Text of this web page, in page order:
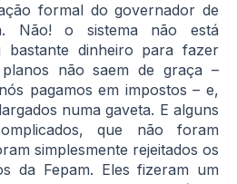
formal do governador de
Não! o sistema não está
bastante dinheiro para fazer
não saem de graça –
pagamos em impostos – e,
numa gaveta. E alguns
que não foram
simplesmente rejeitados os
da Fepam. Eles fizeram um